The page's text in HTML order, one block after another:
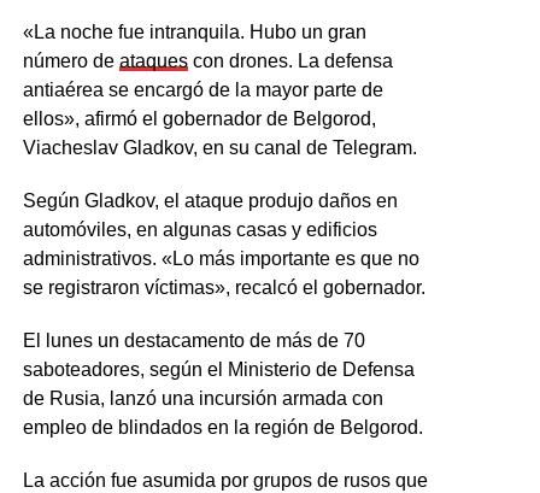
«La noche fue intranquila. Hubo un gran
número de ataquescon drones. La defensa
antiaérea se encargó de la mayor parte de
ellos», afirmó el gobernador de Belgorod,
Viacheslav Gladkov, en su canal de Telegram.
Según Gladkov, el ataque produjo daños en
automóviles, en algunas casas y edificios
administrativos. «Lo más importante es que no
se registraron víctimas», recalcó el gobernador.
El lunes un destacamento de más de 70
saboteadores, según el Ministerio de Defensa
de Rusia, lanzó una incursión armada con
empleo de blindados en la región de Belgorod.
La acción fue asumida por grupos de rusos que